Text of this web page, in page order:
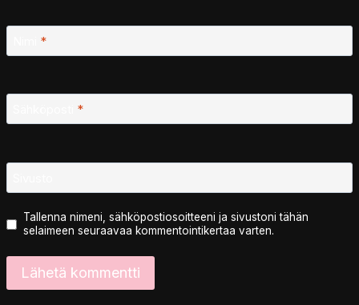
*
*
Tallenna nimeni, sähköpostiosoitteeni ja sivustoni tähän
selaimeen seuraavaa kommentointikertaa varten.